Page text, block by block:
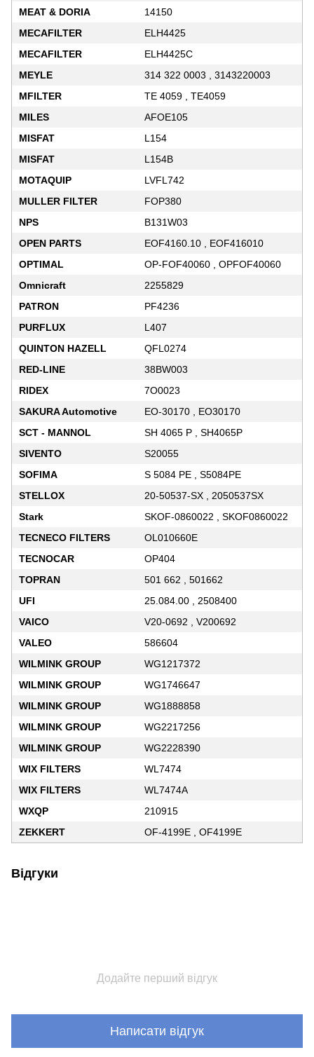
MEAT & DORIA
14150
MECAFILTER
ELH4425
MECAFILTER
ELH4425C
MEYLE
314 322 0003 , 3143220003
MFILTER
TE 4059 , TE4059
MILES
AFOE105
MISFAT
L154
MISFAT
L154B
MOTAQUIP
LVFL742
MULLER FILTER
FOP380
NPS
B131W03
OPEN PARTS
EOF4160.10 , EOF416010
OPTIMAL
OP-FOF40060 , OPFOF40060
Omnicraft
2255829
PATRON
PF4236
PURFLUX
L407
QUINTON HAZELL
QFL0274
RED-LINE
38BW003
RIDEX
7O0023
SAKURA Automotive
EO-30170 , EO30170
SCT - MANNOL
SH 4065 P , SH4065P
SIVENTO
S20055
SOFIMA
S 5084 PE , S5084PE
STELLOX
20-50537-SX , 2050537SX
Stark
SKOF-0860022 , SKOF0860022
TECNECO FILTERS
OL010660E
TECNOCAR
OP404
TOPRAN
501 662 , 501662
UFI
25.084.00 , 2508400
VAICO
V20-0692 , V200692
VALEO
586604
WILMINK GROUP
WG1217372
WILMINK GROUP
WG1746647
WILMINK GROUP
WG1888858
WILMINK GROUP
WG2217256
WILMINK GROUP
WG2228390
WIX FILTERS
WL7474
WIX FILTERS
WL7474A
WXQP
210915
ZEKKERT
OF-4199E , OF4199E
Відгуки
Додайте перший відгук
Написати відгук